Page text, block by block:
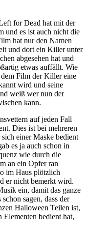
for Dead hat mit der
und es ist auch nicht die
hat nur den Namen
und dort ein Killer unter
abgesehen hat und
etwas auffällt. Wie
Film der Killer eine
wird und seine
weiß wer nun der
kann.
auf jeden Fall
Dies ist bei mehreren
einer Maske bedient
es ja auch schon in
wie durch die
an ein Opfer ran
im Haus plötzlich
er nicht bemerkt wird.
ein, damit das ganze
sagen, dass der
Halloween Teilen ist,
Elementen bedient hat,